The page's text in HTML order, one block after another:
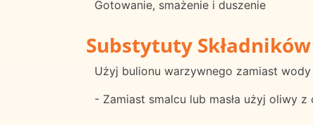
Gotowanie, smażenie i duszenie
Substytuty Składników
Użyj bulionu warzywnego zamiast
- Zamiast smalcu lub masła użyj oliwy